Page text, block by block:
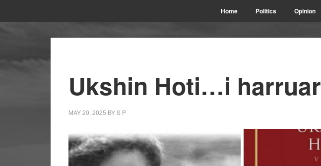
Home Politics Opinion
Ukshin Hoti…i harruar
MAY 20, 2025 BYS P